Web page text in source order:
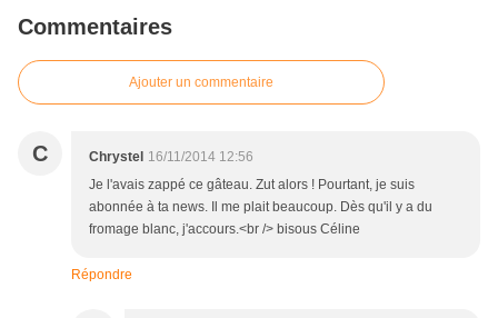
Commentaires
Ajouter un commentaire
C Chrystel 16/11/2014 12:56
Je l'avais zappé ce gâteau. Zut alors ! Pourtant, je suis
abonnée à ta news. Il me plait beaucoup. Dès qu'il y a du
fromage blanc, j'accours.<br /> bisous Céline
Répondre